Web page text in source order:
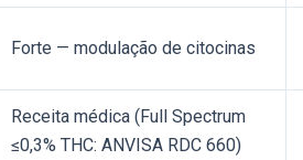
Forte — modulação de citocinas
Receita médica (Full Spectrum
≤0,3% THC: ANVISA RDC 660)